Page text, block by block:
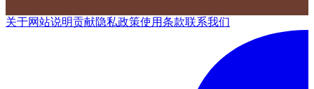
关于网站说明贡献隐私政策使用条款联系我们